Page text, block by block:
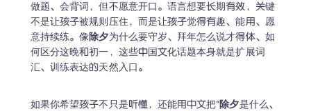
做题、会背词，但不愿意开口。语言想要长期有效，关键
不是让孩子被规则压住，而是让孩子觉得有趣、能用、愿
意持续练。像除夕为什么要守岁、拜年怎么说才得体、如
何区分这晚和初一，这些中国文化话题本身就是扩展词
汇、训练表达的天然入口。
如果你希望孩子不只是听懂，还能用中文把“除夕是什么、